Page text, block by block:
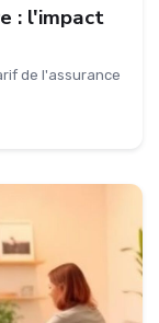
: l'impact
de l'assurance